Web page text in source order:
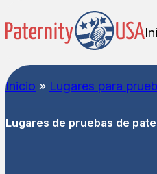
Inicio » Lugares para
Lugares de pruebas de